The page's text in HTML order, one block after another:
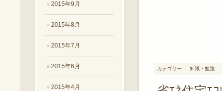
2015年9月
2015年8月
2015年7月
2015年6月
2015年4月
カテゴリー ： 知識・勉強